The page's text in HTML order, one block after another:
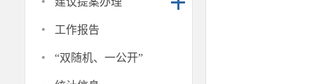
· 工作报告
· “双随机、一公开”